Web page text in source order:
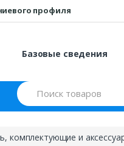
профиля
Базовые сведения
Искать:
комплектующие и